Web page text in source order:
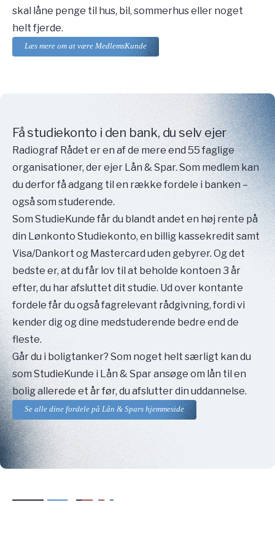
skal låne penge til hus, bil, sommerhus eller noget
helt fjerde.
Læs mere om at være MedlemsKunde
Få studiekonto i den bank, du selv ejer
Radiograf Rådet er en af de mere end 55 faglige
organisationer, der ejer Lån & Spar. Som medlem kan
du derfor få adgang til en række fordele i banken –
også som studerende.
Som StudieKunde får du blandt andet en høj rente på
din Lønkonto Studiekonto, en billig kassekredit samt
Visa/Dankort og Mastercard uden gebyrer. Og det
bedste er, at du får lov til at beholde kontoen 3 år
efter, du har afsluttet dit studie. Ud over kontante
fordele får du også fagrelevant rådgivning, fordi vi
kender dig og dine medstuderende bedre end de
fleste.
Går du i boligtanker? Som noget helt særligt kan du
som StudieKunde i Lån & Spar ansøge om lån til en
bolig allerede et år før, du afslutter din uddannelse.
Se alle dine fordele på Lån & Spars hjemmeside